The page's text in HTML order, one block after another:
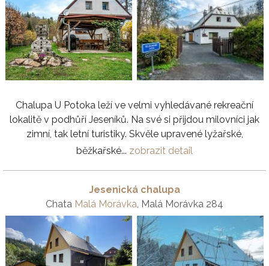
Chalupa U Potoka leží ve velmi vyhledávané rekreační
lokalitě v podhůří Jeseníků. Na své si přijdou milovníci jak
zimní, tak letní turistiky. Skvěle upravené lyžařské,
běžkařské... zobrazit detail
Jesenická chalupa
Chata Malá Morávka, Malá Morávka 284